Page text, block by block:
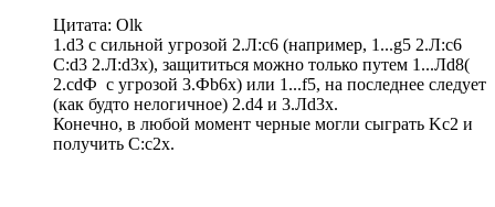
Цитата: Olk
1.d3 c сильной угрозой 2.Л:с6 (например, 1...g5 2.Л:с6
С:d3 2.Л:d3x), защититься можно только путем 1...Лd8(
2.сdФ с угрозой 3.Фb6x) или 1...f5, на последнее следует
(как будто нелогичное) 2.d4 и 3.Лd3x.
Конечно, в любой момент черные могли сыграть Kc2 и
получить С:с2x.